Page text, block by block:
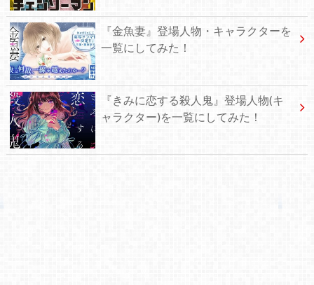
『金魚妻』登場人物・キャラクターを
一覧にしてみた！
『きみに恋する殺人鬼』登場人物(キ
ャラクター)を一覧にしてみた！